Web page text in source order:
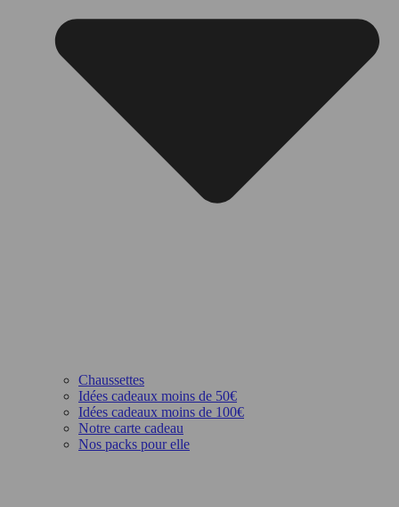
Chaussettes
Idées cadeaux moins de 50€
Idées cadeaux moins de 100€
Notre carte cadeau
Nos packs pour elle